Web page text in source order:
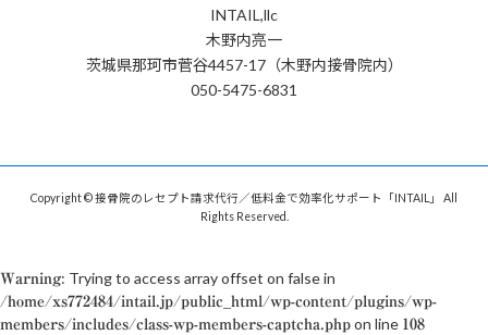
INTAIL,llc
木野内亮一
茨城県那珂市菅谷4457-17（木野内接骨院内）
050-5475-6831
Copyright © 接骨院のレセプト請求代行／低料金で効率化サポート「INTAIL」 All
Rights Reserved.
Warning: Trying to access array offset on false in
/home/xs772484/intail.jp/public_html/wp-content/plugins/wp-
members/includes/class-wp-members-captcha.php on line 108